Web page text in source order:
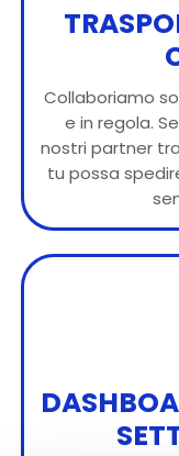
Collaboriamo
e in regola.
nostri partner
tu possa